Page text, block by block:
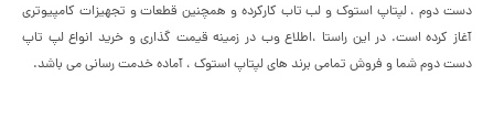
دست دوم ، لپتاپ استوک و لب تاب کارکرده و همچنین قطعات و تجهیزات کامپیوتری
آغاز کرده است. در این راستا ،‌اطلاع وب در زمینه قیمت گذاری و خرید انواع لپ تاپ
دست دوم شما و فروش تمامی برند های لپتاپ استوک ، آماده خدمت رسانی می باشد.